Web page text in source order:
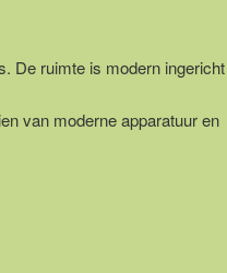
De ruimte is modern ingericht
van moderne apparatuur en